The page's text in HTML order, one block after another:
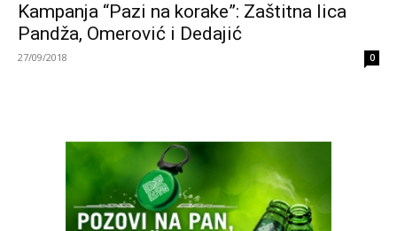
Kampanja “Pazi na korake”: Zaštitna lica
Pandža, Omerović i Dedajić
27/09/2018 0